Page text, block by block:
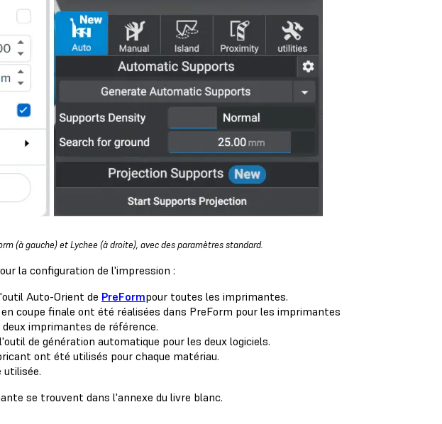
(à gauche) et Lychee (à droite), avec des paramètres standard.
la configuration de l'impression :
Auto-Orient de PreFormpour toutes les imprimantes.
coupe finale ont été réalisées dans PreForm pour les imprimantes
deux imprimantes de référence.
de génération automatique pour les deux logiciels.
ont été utilisés pour chaque matériau.
utilisée.
se trouvent dans l'annexe du livre blanc.